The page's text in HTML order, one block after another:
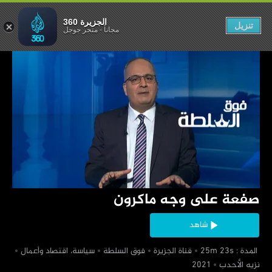
‏صفعة على وجه ماكرون
شاهد
‏ المدة : 25m 23s
‏قناة الجزيرة ‏فوق السلطة
‏سياسة، اقتصاد وأعمال
‏نزيه الأحدب
وجه ماكرون
الجزيرة 360
مجاناً-متجر جوجل تنزيل